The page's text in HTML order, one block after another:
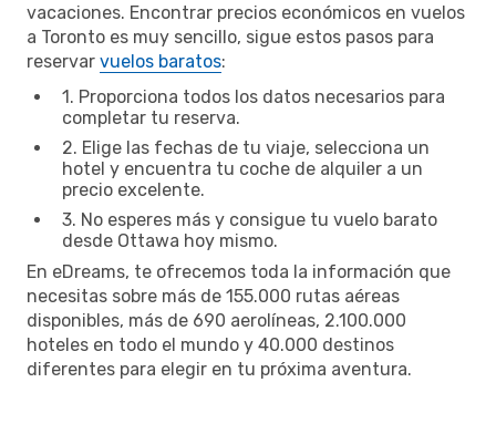
vacaciones. Encontrar precios económicos en vuelos
a Toronto es muy sencillo, sigue estos pasos para
reservar vuelos baratos:
1. Proporciona todos los datos necesarios para
completar tu reserva.
2. Elige las fechas de tu viaje, selecciona un
hotel y encuentra tu coche de alquiler a un
precio excelente.
3. No esperes más y consigue tu vuelo barato
desde Ottawa hoy mismo.
En eDreams, te ofrecemos toda la información que
necesitas sobre más de 155.000 rutas aéreas
disponibles, más de 690 aerolíneas, 2.100.000
hoteles en todo el mundo y 40.000 destinos
diferentes para elegir en tu próxima aventura.